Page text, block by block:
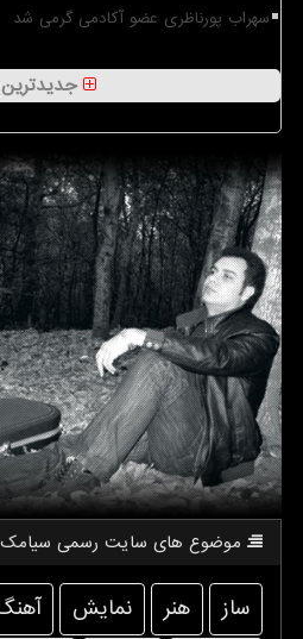
سهراب پورناظری عضو آکادمی گرمی شد
موضوع های سایت رسمی سیامك
ساز هنر نمایش